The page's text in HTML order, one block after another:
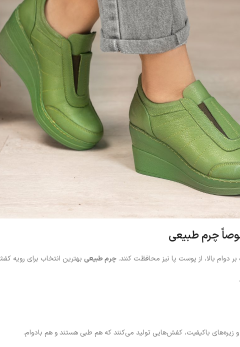
دوام بالا، از پوست پا نیز محافظت کنند. چرم طبیعی بهترین انتخاب برای رویه
و زیره‌های باکیفیت، کفش‌هایی تولید می‌کنند که هم طبی هستند و هم بادوام.